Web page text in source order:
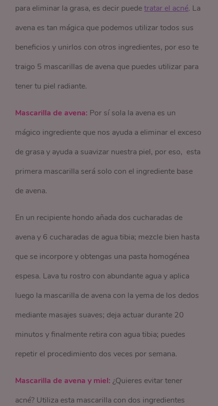
para eliminar la grasa, es decir puedetratar el acné. La
avena es tan mágica que podemos utilizar todos sus
beneficios y unirlos con otros ingredientes, por eso te
traigo 5 mascarillas de avena que puedes utilizar para
tener tu piel radiante.
Mascarilla de avena: Por sí sola la avena es un
mágico ingrediente que nos ayuda a eliminar el exceso
de grasa y ayuda a suavizar nuestra piel, por eso, esta
primera mascarilla será solo con el ingrediente base
de avena.
En un recipiente hondo añada dos cucharadas de
avena y 6 cucharadas de agua tibia; mezcle bien hasta
que se incorpore y obtengas una pasta homogénea
espesa. Lava tu rostro con abundante agua y aplica
luego la mascarilla de avena con la yema de los dedos
mediante masajes suaves; deja actuar durante 20
minutos y finalmente retira con agua tibia; puedes
repetir el procedimiento dos veces por semana.
Mascarilla de avena y miel:¿Quieres evitar tener
acné? Utiliza esta mascarilla con dos ingredientes